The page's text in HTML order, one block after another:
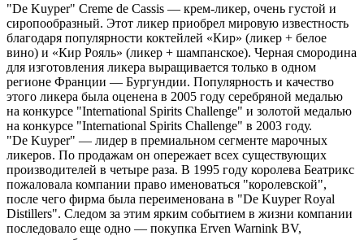
"De Kuyper" Creme de Cassis — крем-ликер, очень густой и
сиропообразный. Этот ликер приобрел мировую известность
благодаря популярности коктейлей «Кир» (ликер + белое
вино) и «Кир Рояль» (ликер + шампанское). Черная смородина
для изготовления ликера выращивается только в одном
регионе Франции — Бургундии. Популярность и качество
этого ликера была оценена в 2005 году серебряной медалью
на конкурсе "International Spirits Challenge" и золотой медалью
на конкурсе "International Spirits Challenge" в 2003 году.
"De Kuyper" — лидер в премиальном сегменте марочных
ликеров. По продажам он опережает всех существующих
производителей в четыре раза. В 1995 году королева Беатрикс
пожаловала компании право именоваться "королевской",
после чего фирма была переименована в "De Kuyper Royal
Distillers". Следом за этим ярким событием в жизни компании
последовало еще одно — покупка Erven Warnink BV,